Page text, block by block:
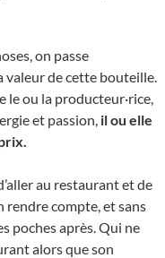
on passe
valeur de cette bouteille.
le ou la producteur·rice,
et passion, il ou elle
au restaurant et de
rendre compte, et sans
poches après. Qui ne
alors que son